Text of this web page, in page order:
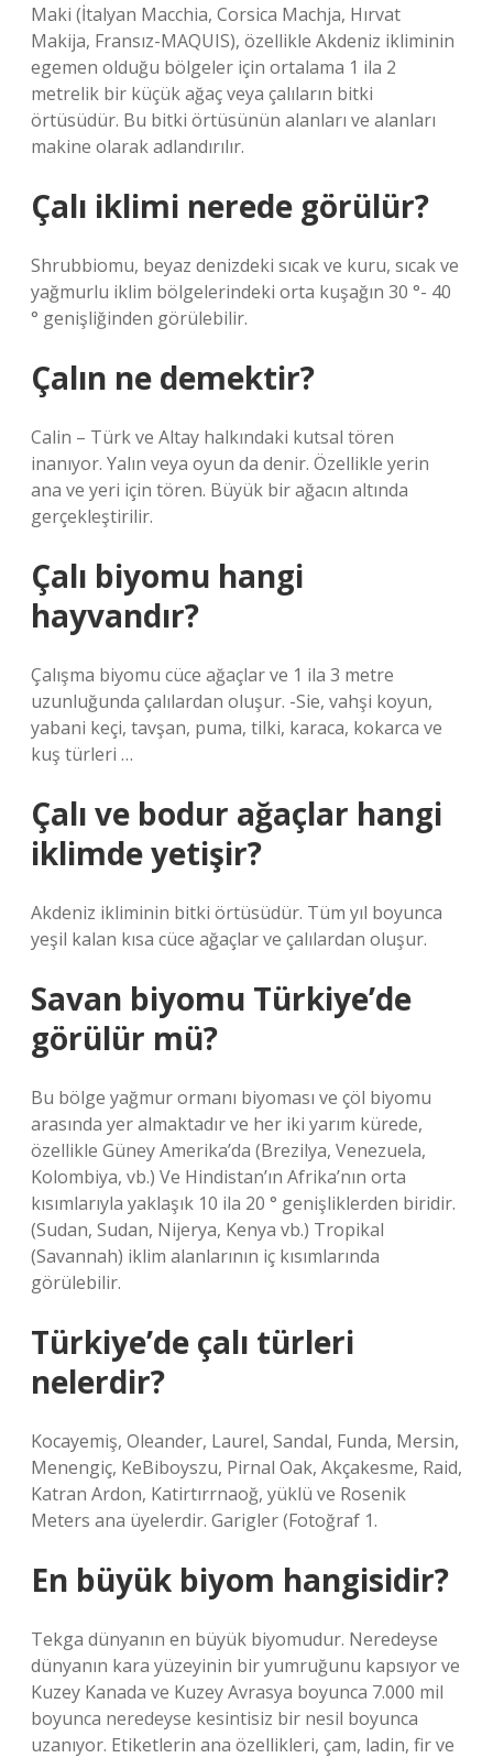
Maki (İtalyan Macchia, Corsica Machja, Hırvat
Makija, Fransız-MAQUIS), özellikle Akdeniz ikliminin
egemen olduğu bölgeler için ortalama 1 ila 2
metrelik bir küçük ağaç veya çalıların bitki
örtüsüdür. Bu bitki örtüsünün alanları ve alanları
makine olarak adlandırılır.
Çalı iklimi nerede görülür?
Shrubbiomu, beyaz denizdeki sıcak ve kuru, sıcak ve
yağmurlu iklim bölgelerindeki orta kuşağın 30 °- 40
° genişliğinden görülebilir.
Çalın ne demektir?
Calin – Türk ve Altay halkındaki kutsal tören
inanıyor. Yalın veya oyun da denir. Özellikle yerin
ana ve yeri için tören. Büyük bir ağacın altında
gerçekleştirilir.
Çalı biyomu hangi
hayvandır?
Çalışma biyomu cüce ağaçlar ve 1 ila 3 metre
uzunluğunda çalılardan oluşur. -Sie, vahşi koyun,
yabani keçi, tavşan, puma, tilki, karaca, kokarca ve
kuş türleri …
Çalı ve bodur ağaçlar hangi
iklimde yetişir?
Akdeniz ikliminin bitki örtüsüdür. Tüm yıl boyunca
yeşil kalan kısa cüce ağaçlar ve çalılardan oluşur.
Savan biyomu Türkiye’de
görülür mü?
Bu bölge yağmur ormanı biyoması ve çöl biyomu
arasında yer almaktadır ve her iki yarım kürede,
özellikle Güney Amerika’da (Brezilya, Venezuela,
Kolombiya, vb.) Ve Hindistan’ın Afrika’nın orta
kısımlarıyla yaklaşık 10 ila 20 ° genişliklerden biridir.
(Sudan, Sudan, Nijerya, Kenya vb.) Tropikal
(Savannah) iklim alanlarının iç kısımlarında
görülebilir.
Türkiye’de çalı türleri
nelerdir?
Kocayemiş, Oleander, Laurel, Sandal, Funda, Mersin,
Menengiç, KeBiboyszu, Pirnal Oak, Akçakesme, Raid,
Katran Ardon, Katirtırrnaoğ, yüklü ve Rosenik
Meters ana üyelerdir. Garigler (Fotoğraf 1.
En büyük biyom hangisidir?
Tekga dünyanın en büyük biyomudur. Neredeyse
dünyanın kara yüzeyinin bir yumruğunu kapsıyor ve
Kuzey Kanada ve Kuzey Avrasya boyunca 7.000 mil
boyunca neredeyse kesintisiz bir nesil boyunca
uzanıyor. Etiketlerin ana özellikleri, çam, ladin, fir ve